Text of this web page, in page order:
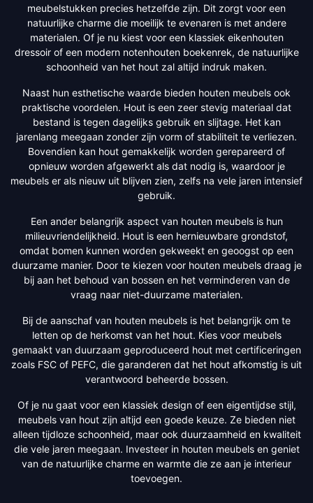
meubelstukken precies hetzelfde zijn. Dit zorgt voor een
natuurlijke charme die moeilijk te evenaren is met andere
materialen. Of je nu kiest voor een klassiek eikenhouten
dressoir of een modern notenhouten boekenrek, de natuurlijke
schoonheid van het hout zal altijd indruk maken.
Naast hun esthetische waarde bieden houten meubels ook
praktische voordelen. Hout is een zeer stevig materiaal dat
bestand is tegen dagelijks gebruik en slijtage. Het kan
jarenlang meegaan zonder zijn vorm of stabiliteit te verliezen.
Bovendien kan hout gemakkelijk worden gerepareerd of
opnieuw worden afgewerkt als dat nodig is, waardoor je
meubels er als nieuw uit blijven zien, zelfs na vele jaren intensief
gebruik.
Een ander belangrijk aspect van houten meubels is hun
milieuvriendelijkheid. Hout is een hernieuwbare grondstof,
omdat bomen kunnen worden gekweekt en geoogst op een
duurzame manier. Door te kiezen voor houten meubels draag je
bij aan het behoud van bossen en het verminderen van de
vraag naar niet-duurzame materialen.
Bij de aanschaf van houten meubels is het belangrijk om te
letten op de herkomst van het hout. Kies voor meubels
gemaakt van duurzaam geproduceerd hout met certificeringen
zoals FSC of PEFC, die garanderen dat het hout afkomstig is uit
verantwoord beheerde bossen.
Of je nu gaat voor een klassiek design of een eigentijdse stijl,
meubels van hout zijn altijd een goede keuze. Ze bieden niet
alleen tijdloze schoonheid, maar ook duurzaamheid en kwaliteit
die vele jaren meegaan. Investeer in houten meubels en geniet
van de natuurlijke charme en warmte die ze aan je interieur
toevoegen.